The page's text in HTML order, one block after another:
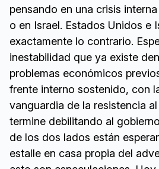
pensando en una crisis
o en Israel. Estados Unidos e
exactamente lo contrario.
inestabilidad que ya existe
problemas económicos
frente interno sostenido, con
vanguardia de la resistencia
termine debilitando al
de los dos lados están
estalle en casa propia del